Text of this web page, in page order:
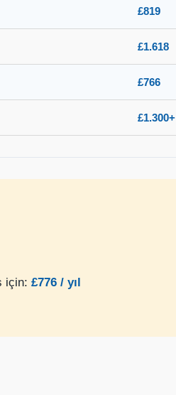
£819
£1.618
£766
£1.300+
için: £776 / yıl